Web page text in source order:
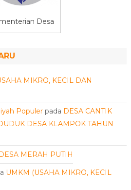
Desa
MIKRO, KECIL DAN
Populerpada DESA CANTIK
DESA KLAMPOK TAHUN
MERAH PUTIH
UMKM (USAHA MIKRO, KECIL